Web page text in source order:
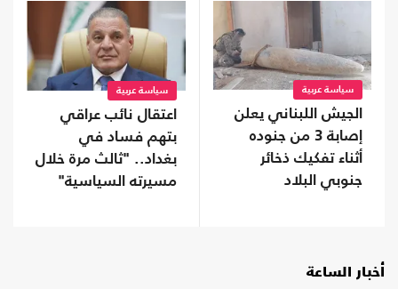
سياسة عربية
الجيش اللبناني يعلن
إصابة 3 من جنوده
أثناء تفكيك ذخائر
جنوبي البلاد
سياسة عربية
اعتقال نائب عراقي
بتهم فساد في
بغداد.. "ثالث مرة خلال
مسيرته السياسية"
أخبار الساعة